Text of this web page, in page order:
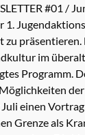
#01 /
1.
präsentieren.
im
Programm.
einen
Grenze als